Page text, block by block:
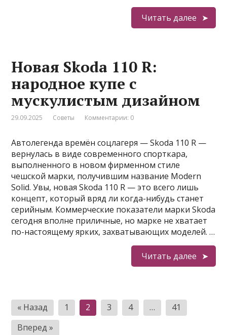
Читать далее
Новая Skoda 110 R:
народное купе с
мускулистым дизайном
29.09.2025 Советы Комментарии: 0
Автолегенда времён соцлагеря — Skoda 110 R —
вернулась в виде современного спорткара,
выполненного в новом фирменном стиле
чешской марки, получившим название Modern
Solid. Увы, новая Skoda 110 R — это всего лишь
концепт, который вряд ли когда-нибудь станет
серийным. Коммерческие показатели марки Skoda
сегодня вполне приличные, но марке не хватает
по-настоящему ярких, захватывающих моделей. …
Читать далее
Пагинация
записей
« Назад 1 2 3 4 …
41
Вперед »